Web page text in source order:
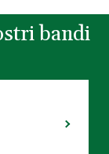
bandi